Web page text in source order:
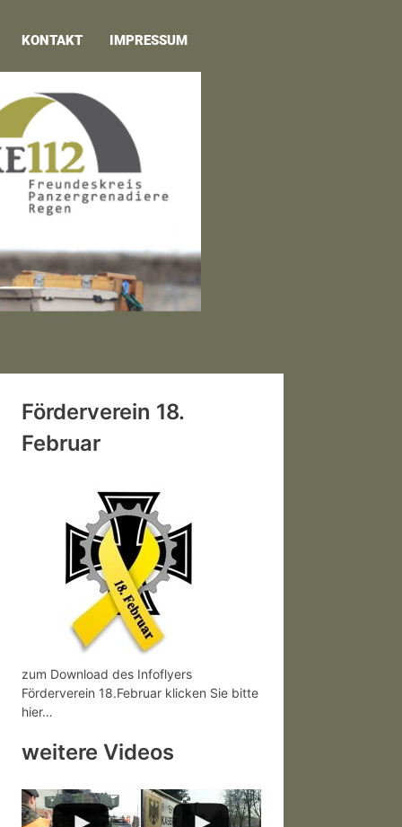
KONTAKT IMPRESSUM
Förderverein 18.
Februar
zum Download des Infoflyers
Förderverein 18.Februar klicken Sie bitte
hier…
weitere Videos